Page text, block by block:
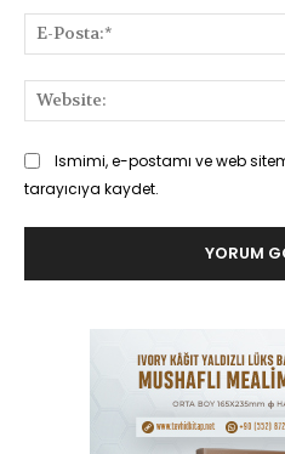
Ismimi, e-postamı ve web
tarayıcıya kaydet.